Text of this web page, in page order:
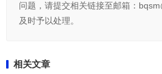
问题，请提交相关链接至邮箱：
及时予以处理。
相关文章